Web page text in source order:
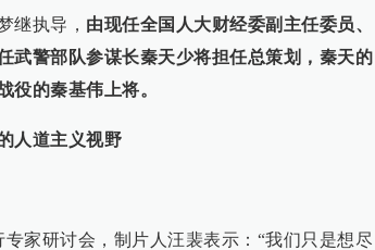
继执导， 由现任全国人大财经委副主任委员、
武警部队参谋长秦天少将担任总策划，秦天的
役的秦基伟上将。
人道主义视野
家研讨会，制片人汪裴表示：“我们只是想尽